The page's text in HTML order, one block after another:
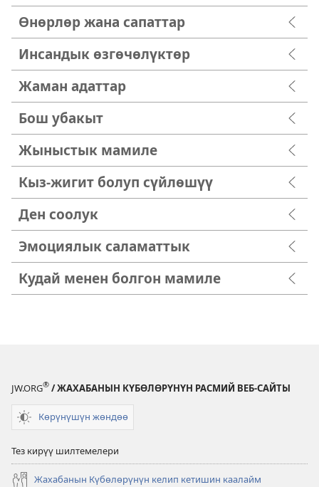
Өнөрлөр жана сапаттар
Инсандык өзгөчөлүктөр
Жаман адаттар
Бош убакыт
Жыныстык мамиле
Кыз-жигит болуп сүйлөшүү
Ден соолук
Эмоциялык саламаттык
Кудай менен болгон мамиле
JW.ORG® / ЖАХАБАНЫН КҮБӨЛӨРҮНҮН РАСМИЙ ВЕБ-САЙТЫ
Көрүнүшүн жөндөө
Тез кирүү шилтемелери
Жахабанын Күбөлөрүнүн келип кетишин каалайм